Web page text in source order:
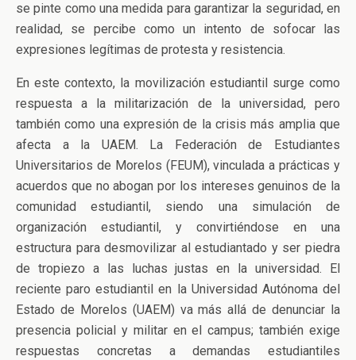
se pinte como una medida para garantizar la seguridad, en
realidad, se percibe como un intento de sofocar las
expresiones legítimas de protesta y resistencia.
En este contexto, la movilización estudiantil surge como
respuesta a la militarización de la universidad, pero
también como una expresión de la crisis más amplia que
afecta a la UAEM. La Federación de Estudiantes
Universitarios de Morelos (FEUM), vinculada a prácticas y
acuerdos que no abogan por los intereses genuinos de la
comunidad estudiantil, siendo una simulación de
organización estudiantil, y convirtiéndose en una
estructura para desmovilizar al estudiantado y ser piedra
de tropiezo a las luchas justas en la universidad. El
reciente paro estudiantil en la Universidad Autónoma del
Estado de Morelos (UAEM) va más allá de denunciar la
presencia policial y militar en el campus; también exige
respuestas concretas a demandas estudiantiles